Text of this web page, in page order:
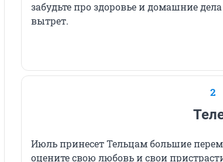
забудьте про здоровье и домашние
вытрет.
2
Июль принесет Тельцам большие
оцените свою любовь и свои